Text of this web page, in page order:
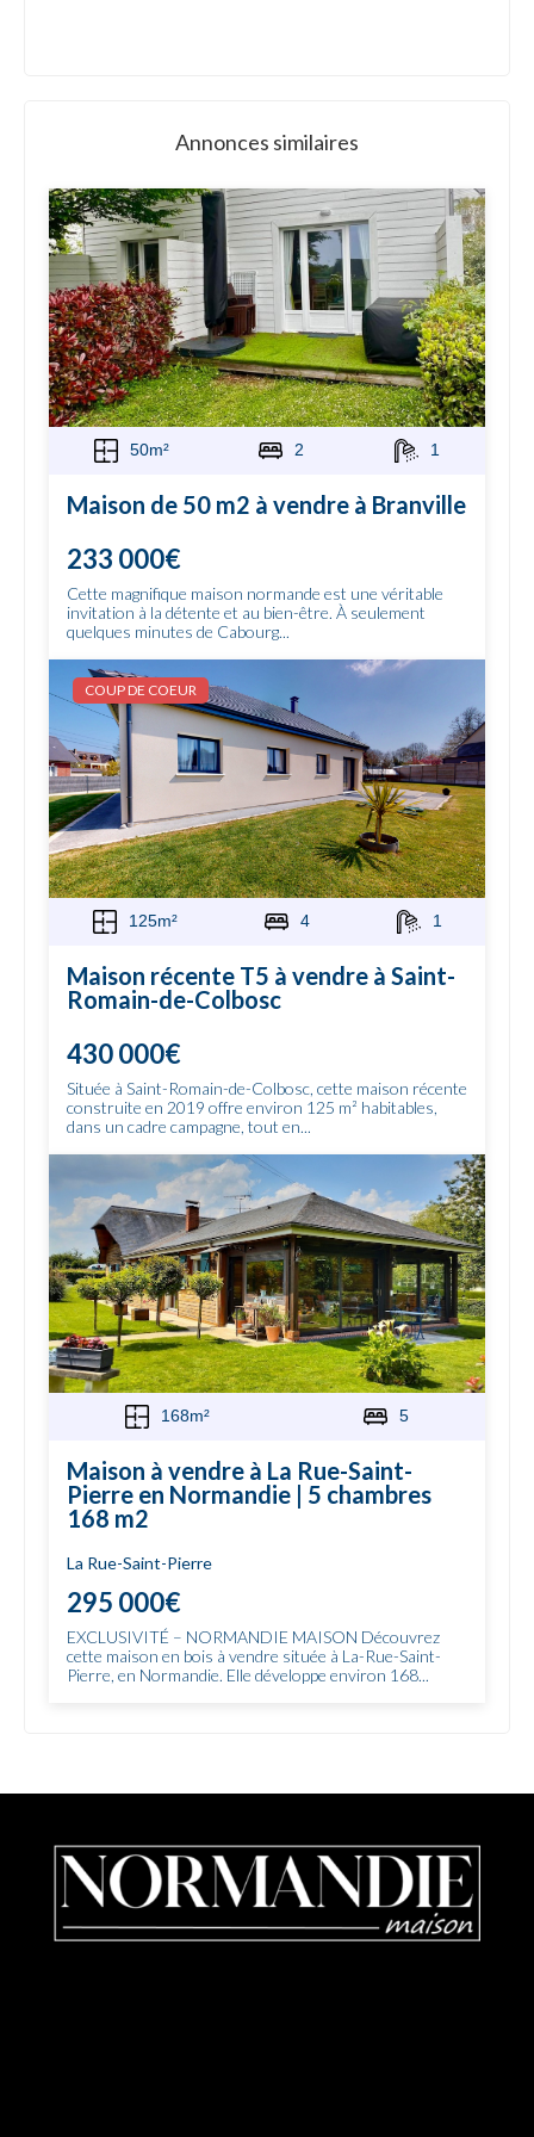
Annonces similaires
50m² 2 1
Maison de 50 m2 à vendre à Branville
233 000€
Cette magnifique maison normande est une véritable
invitation à la détente et au bien-être. À seulement
quelques minutes de Cabourg...
COUP DE COEUR
125m² 4 1
Maison récente T5 à vendre à Saint-
Romain-de-Colbosc
430 000€
Située à Saint-Romain-de-Colbosc, cette maison récente
construite en 2019 offre environ 125 m² habitables,
dans un cadre campagne, tout en...
168m² 5
Maison à vendre à La Rue-Saint-
Pierre en Normandie | 5 chambres
168 m2
La Rue-Saint-Pierre
295 000€
EXCLUSIVITÉ – NORMANDIE MAISON Découvrez
cette maison en bois à vendre située à La-Rue-Saint-
Pierre, en Normandie. Elle développe environ 168...